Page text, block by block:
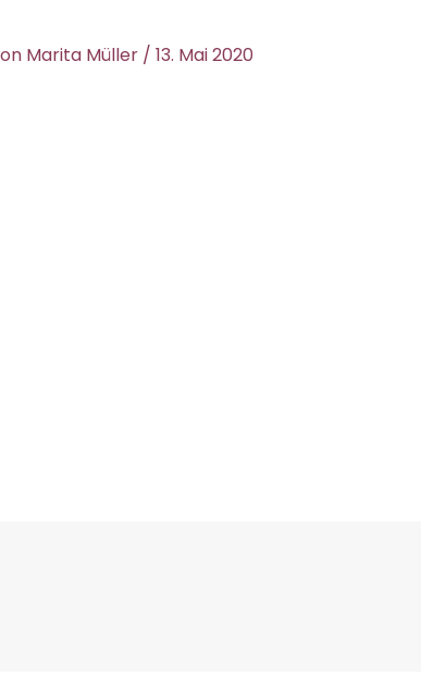
Marita Müller / 13. Mai 2020